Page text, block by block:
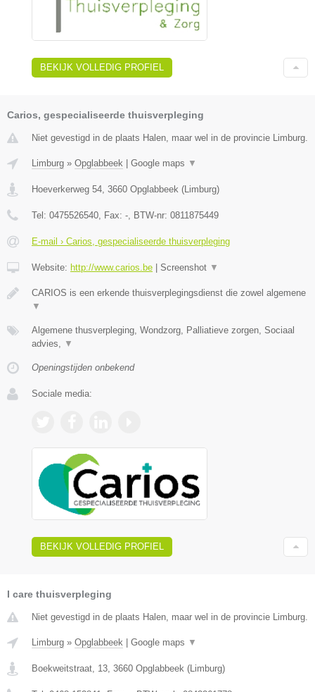
BEKIJK VOLLEDIG PROFIEL
Carios, gespecialiseerde thuisverpleging
Niet gevestigd in de plaats Halen, maar wel in de provincie Limburg.
Limburg » Opglabbeek Google maps ▼
Hoeverkerweg 54, 3660 Opglabbeek (Limburg)
Tel: 0475526540, Fax: -, BTW-nr: 0811875449
E-mail › Carios, gespecialiseerde thuisverpleging
Website: http://www.carios.be Screenshot ▼
CARIOS is een erkende thuisverplegingsdienst die zowel algemene
▼
Algemene thusverpleging, Wondzorg, Palliatieve zorgen, Sociaal
advies, ▼
Openingstijden onbekend
Sociale media:
BEKIJK VOLLEDIG PROFIEL
I care thuisverpleging
Niet gevestigd in de plaats Halen, maar wel in de provincie Limburg.
Limburg » Opglabbeek Google maps ▼
Boekweitstraat, 13, 3660 Opglabbeek (Limburg)